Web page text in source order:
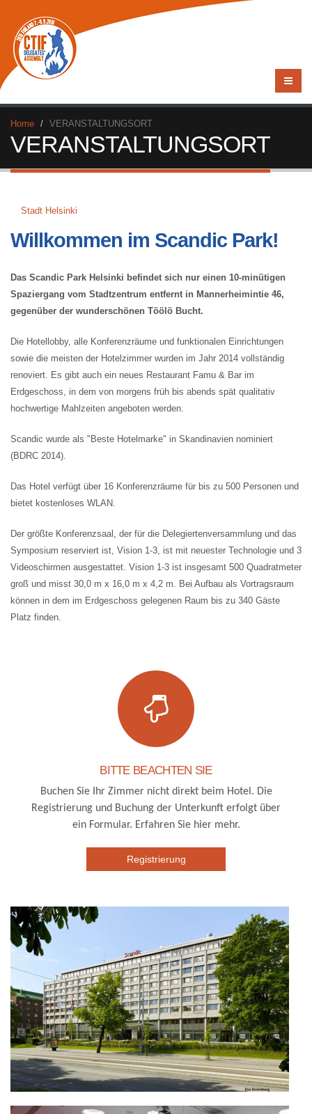
Home VERANSTALTUNGSORT
VERANSTALTUNGSORT
Stadt Helsinki
Willkommen im Scandic Park!
Das Scandic Park Helsinki befindet sich nur einen 10-minütigen
Spaziergang vom Stadtzentrum entfernt in Mannerheimintie 46,
gegenüber der wunderschönen Töölö Bucht.
Die Hotellobby, alle Konferenzräume und funktionalen Einrichtungen
sowie die meisten der Hotelzimmer wurden im Jahr 2014 vollständig
renoviert. Es gibt auch ein neues Restaurant Famu & Bar im
Erdgeschoss, in dem von morgens früh bis abends spät qualitativ
hochwertige Mahlzeiten angeboten werden.
Scandic wurde als "Beste Hotelmarke" in Skandinavien nominiert
(BDRC 2014).
Das Hotel verfügt über 16 Konferenzräume für bis zu 500 Personen und
bietet kostenloses WLAN.
Der größte Konferenzsaal, der für die Delegiertenversammlung und das
Symposium reserviert ist, Vision 1-3, ist mit neuester Technologie und 3
Videoschirmen ausgestattet. Vision 1-3 ist insgesamt 500 Quadratmeter
groß und misst 30,0 m x 16,0 m x 4,2 m. Bei Aufbau als Vortragsraum
können in dem im Erdgeschoss gelegenen Raum bis zu 340 Gäste
Platz finden.
BITTE BEACHTEN SIE
Buchen Sie Ihr Zimmer nicht direkt beim Hotel. Die
Registrierung und Buchung der Unterkunft erfolgt über
ein Formular. Erfahren Sie hier mehr.
Registrierung